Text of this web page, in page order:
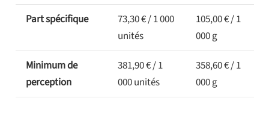
Part spécifique
73,30 € / 1 000
unités
105,00 € / 1
000 g
Minimum de
perception
381,90 € / 1
000 unités
358,60 € / 1
000 g